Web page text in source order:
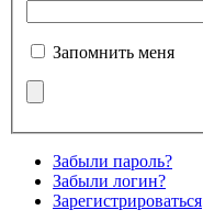
Запомнить меня
Забыли пароль?
Забыли логин?
Зарегистрироваться